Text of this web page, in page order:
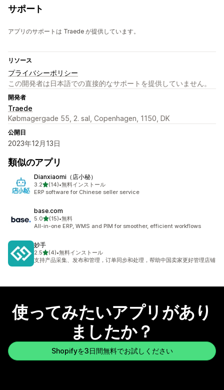
サポート
アプリのサポートは Traede が提供しています。
リソース
プライバシーポリシー
この開発者は日本語での直接的なサポートを提供していません。
開発者
Traede
Købmagergade 55, 2. sal, Copenhagen, 1150, DK
公開日
2023年12月13日
類似のアプリ
Dianxiaomi（店小秘）
3.25つ星中
(14)
合計レビュー数：14件
•無料インストール
ERP software for Chinese seller service
base.com
5.05つ星中
(15)
合計レビュー数：15件
•無料
All-in-one ERP, WMS and PIM for smoother, efficient workflows
妙手
2.55つ星中
(4)
合計レビュー数：4件
•無料インストール
支持产品采集、发布和管理，订单同步和处理，帮助中国卖家更好管理店铺
使ってみたいアプリがあり
ましたか？
Shopifyを3日間無料でお試しください